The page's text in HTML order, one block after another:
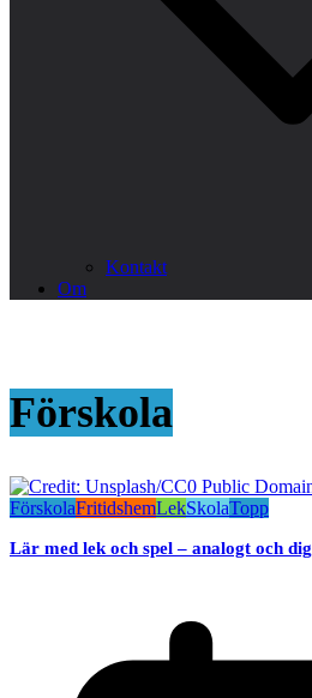
Kontakt
Om
Förskola
FörskolaFritidshemLekSkolaTopp
Lär med lek och spel – analogt och